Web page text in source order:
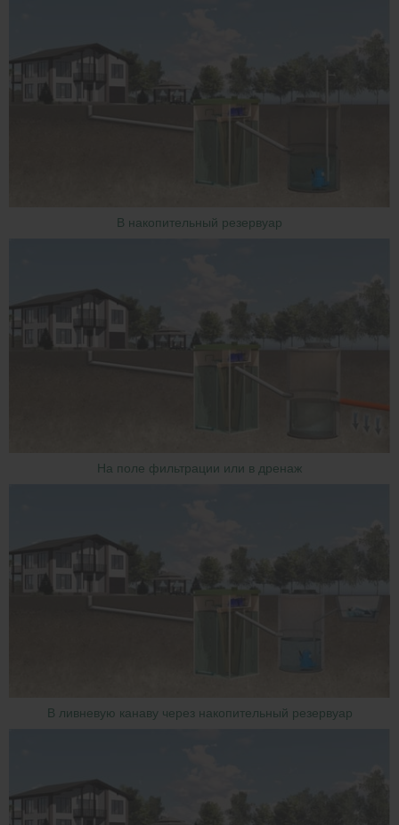
В накопительный резервуар
На поле фильтрации или в дренаж
В ливневую канаву через накопительный резервуар